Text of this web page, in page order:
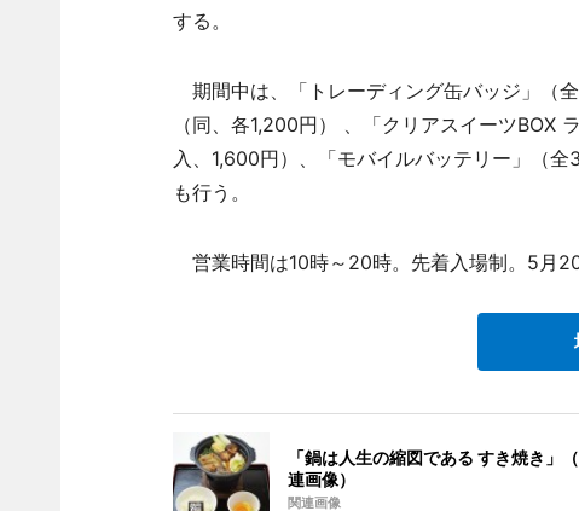
する。
期間中は、「トレーディング缶バッジ」（
（同、各1,200円） 、「クリアスイーツBOX
入、1,600円）、「モバイルバッテリー」（
も行う。
営業時間は10時～20時。先着入場制。5月20
「鍋は人生の縮図である すき焼き」
連画像）
関連画像